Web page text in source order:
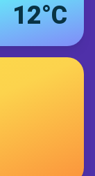
12°C